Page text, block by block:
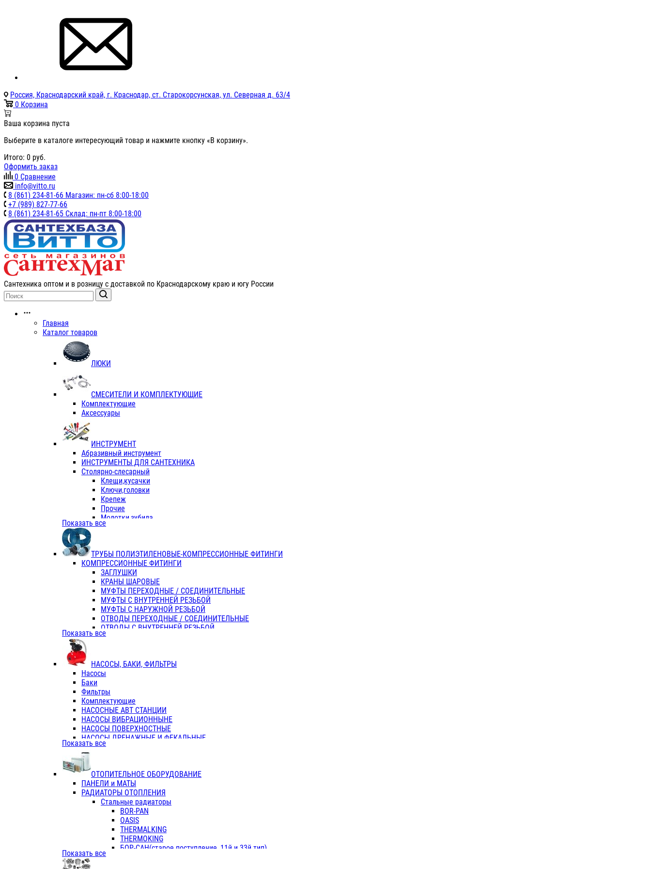
Россия, Краснодарский край, г. Краснодар, ст. Старокорсунская, ул. Северная д. 63/4
0 Корзина
Ваша корзина пуста
Выберите в каталоге интересующий товар и нажмите кнопку «В корзину».
Итого: 0 руб.
Оформить заказ
0 Сравнение
info@vitto.ru
8 (861) 234-81-66 Магазин: пн-сб 8:00-18:00
+7 (989) 827-77-66
8 (861) 234-81-65 Склад: пн-пт 8:00-18:00
Сантехника оптом и в розницу с доставкой по Краснодарскому краю и югу России
Главная
Каталог товаров
ЛЮКИ
СМЕСИТЕЛИ И КОМПЛЕКТУЮЩИЕ
Комплектующие
Аксессуары
ИНСТРУМЕНТ
Абразивный инструмент
ИНСТРУМЕНТЫ ДЛЯ САНТЕХНИКА
Столярно-слесарный
Клещи,кусачки
Ключи,головки
Крепеж
Прочие
Молотки,зубила
Пассатижи,тонкогубцы,утконосы
Отвертки
Хоз. инвентарь
ЭЛ. ИНСТРУМЕНТ OASIS
Показать все
ТРУБЫ ПОЛИЭТИЛЕНОВЫЕ-КОМПРЕССИОННЫЕ ФИТИНГИ
КОМПРЕССИОННЫЕ ФИТИНГИ
ЗАГЛУШКИ
КРАНЫ ШАРОВЫЕ
МУФТЫ ПЕРЕХОДНЫЕ / СОЕДИНИТЕЛЬНЫЕ
МУФТЫ С ВНУТРЕННЕЙ РЕЗЬБОЙ
МУФТЫ С НАРУЖНОЙ РЕЗЬБОЙ
ОТВОДЫ ПЕРЕХОДНЫЕ / СОЕДИНИТЕЛЬНЫЕ
ОТВОДЫ С ВНУТРЕННЕЙ РЕЗЬБОЙ
ОТВОДЫ С НАРУЖНОЙ РЕЗЬБОЙ
ТРОЙНИКИ ПЕРЕХОДНЫЕ / СОЕДИНИТЕЛЬНЫЕ
ТРОЙНИКИ С ВНУТРЕННЕЙ РЕЗЬБОЙ
КОЛЬЦА РЕЗИНОВЫЕ
ТРУБЫ НАПОРНЫЕ
ТРУБЫ ГОФРИРОВАННЫЕ ДВУХСЛ.
ТРУБЫ ПОЛИЭТИЛЕНОВЫЕ
Показать все
НАСОСЫ, БАКИ, ФИЛЬТРЫ
Насосы
Баки
Фильтры
Комплектующие
НАСОСНЫЕ АВТ СТАНЦИИ
НАСОСЫ ВИБРАЦИОННЫНЕ
НАСОСЫ ПОВЕРХНОСТНЫЕ
НАСОСЫ ДРЕНАЖНЫЕ И ФЕКАЛЬНЫЕ
НАСОСЫ ПОВЫСИТ и ЦИРКУЛЯЦИОННЫЕ
НАСОСЫ СКВАЖИННЫЕ
Показать все
ОТОПИТЕЛЬНОЕ ОБОРУДОВАНИЕ
ПАНЕЛИ и МАТЫ
РАДИАТОРЫ ОТОПЛЕНИЯ
Стальные радиаторы
BOR-PAN
OASIS
THERMALKING
THERMOKING
БОР-САН(старое поступление, 11й и 33й тип)
Показать все